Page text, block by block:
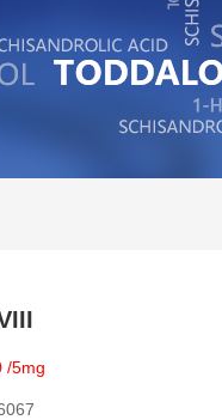
/5mg